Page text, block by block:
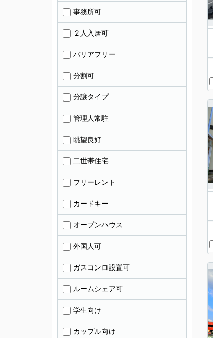
事務所可
２人入居可
バリアフリー
分割可
分譲タイプ
管理人常駐
眺望良好
二世帯住宅
フリーレント
カードキー
オープンハウス
外国人可
ガスコンロ設置可
ルームシェア可
学生向け
カップル向け